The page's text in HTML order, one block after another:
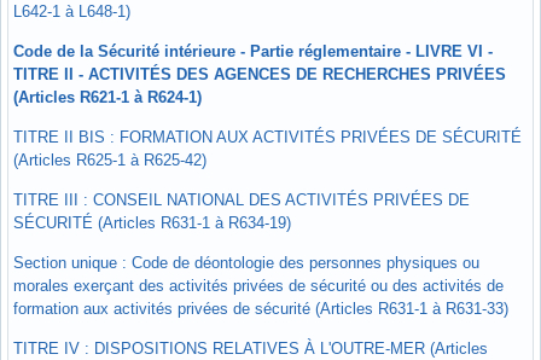
L642-1 à L648-1)
Code de la Sécurité intérieure - Partie réglementaire - LIVRE VI -
TITRE II - ACTIVITÉS DES AGENCES DE RECHERCHES PRIVÉES
(Articles R621-1 à R624-1)
TITRE II BIS : FORMATION AUX ACTIVITÉS PRIVÉES DE SÉCURITÉ
(Articles R625-1 à R625-42)
TITRE III : CONSEIL NATIONAL DES ACTIVITÉS PRIVÉES DE
SÉCURITÉ (Articles R631-1 à R634-19)
Section unique : Code de déontologie des personnes physiques ou
morales exerçant des activités privées de sécurité ou des activités de
formation aux activités privées de sécurité (Articles R631-1 à R631-33)
TITRE IV : DISPOSITIONS RELATIVES À L'OUTRE-MER (Articles